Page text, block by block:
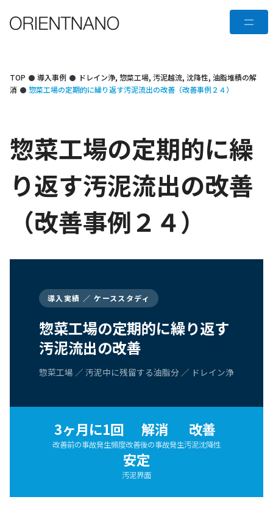
メ
TOP 導入事例 ドレイン浄, 惣菜工場, 汚泥越流, 沈降性, 油脂堆積の解
消
惣菜工場の定期的に繰り返す汚泥流出の改善（改善事例２４）
惣菜工場の定期的に繰
り返す汚泥流出の改善
（改善事例２４）
導入実績 ／ ケーススタディ
惣菜工場の定期的に繰り返す
汚泥流出の改善
惣菜工場 ／ 汚泥中に残留する油脂分 ／ ドレイン浄
3ヶ月に1回
改善前の事故発生頻度
解消
改善後の事故発生
改善
汚泥沈降性
安定
汚泥界面